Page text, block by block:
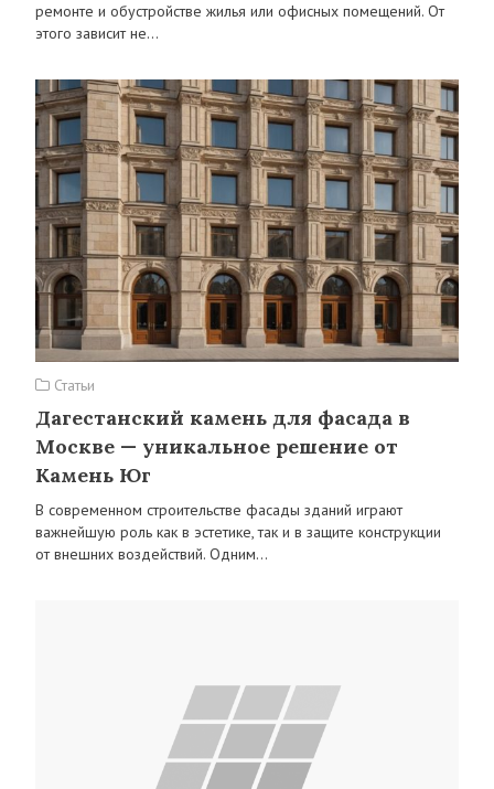
ремонте и обустройстве жилья или офисных помещений. От
этого зависит не…
Статьи
Дагестанский камень для фасада в
Москве — уникальное решение от
Камень Юг
В современном строительстве фасады зданий играют
важнейшую роль как в эстетике, так и в защите конструкции
от внешних воздействий. Одним…